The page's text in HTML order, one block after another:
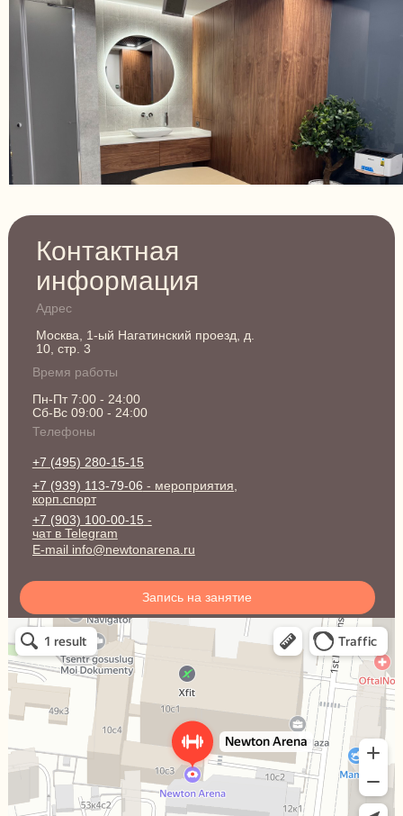
+7 (495) 280-15-15
+7 (939) 113-79-06 - мероприятия,
корп.спорт
Время работы
Пн-Пт 7:00 - 24:00
Сб-Вс 09:00 - 24:00
+7 (903) 100-00-15 -
чат в Telegram
Адрес
Москва, 1-ый Нагатинский проезд, д.
10, стр. 3
Контактная
информация
Запись на занятие
Ньютон Арена
Спортивный клуб, секция в Москве
Сквош-клуб в Москве
E-mail info@newtonarena.ru
Телефоны